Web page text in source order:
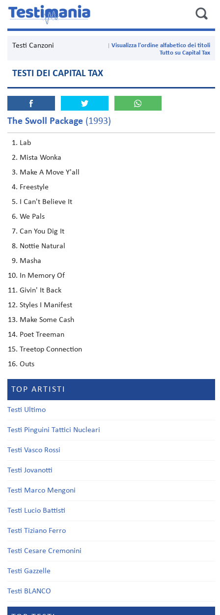
Testi Canzoni
Visualizza l'ordine alfabetico dei titoli
Tutto su Capital Tax
TESTI DEI CAPITAL TAX
The Swoll Package (1993)
Lab
Mista Wonka
Make A Move Y'all
Freestyle
I Can't Believe It
We Pals
Can You Dig It
Nottie Natural
Masha
In Memory Of
Givin' It Back
Styles I Manifest
Make Some Cash
Poet Treeman
Treetop Connection
Outs
TOP ARTISTI
Testi Ultimo
Testi Pinguini Tattici Nucleari
Testi Vasco Rossi
Testi Jovanotti
Testi Marco Mengoni
Testi Lucio Battisti
Testi Tiziano Ferro
Testi Cesare Cremonini
Testi Gazzelle
Testi BLANCO